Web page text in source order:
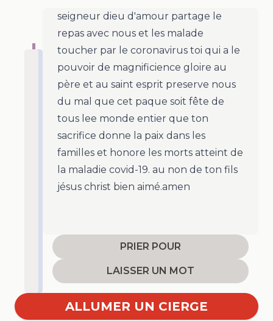
seigneur dieu d'amour partage le
repas avec nous et les malade
toucher par le coronavirus toi qui a le
pouvoir de magnificience gloire au
père et au saint esprit preserve nous
du mal que cet paque soit fête de
tous lee monde entier que ton
sacrifice donne la paix dans les
familles et honore les morts atteint de
la maladie covid-19. au non de ton fils
jésus christ bien aimé.amen
PRIER POUR
LAISSER UN MOT
ALLUMER UN CIERGE